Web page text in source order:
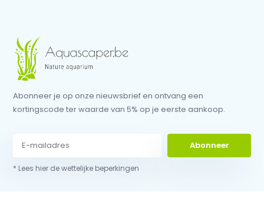
Abonneer je op onze nieuwsbrief en ontvang een
kortingscode ter waarde van 5% op je eerste aankoop.
Abonneer
* Lees hier de wettelijke beperkingen